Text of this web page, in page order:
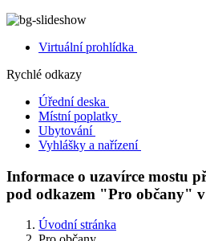
Virtuální prohlídka
Rychlé odkazy
Úřední deska
Místní poplatky
Ubytování
Vyhlášky a nařízení
Informace o uzavírce mostu
pod odkazem "Pro občany"
Úvodní stránka